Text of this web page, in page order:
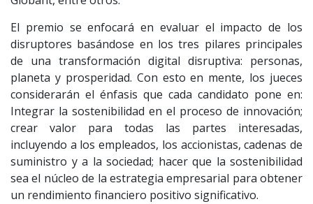
El premio se enfocará en evaluar el impacto de los
disruptores basándose en los tres pilares principales
de una transformación digital disruptiva: personas,
planeta y prosperidad. Con esto en mente, los jueces
considerarán el énfasis que cada candidato pone en:
Integrar la sostenibilidad en el proceso de innovación;
crear valor para todas las partes interesadas,
incluyendo a los empleados, los accionistas, cadenas de
suministro y a la sociedad; hacer que la sostenibilidad
sea el núcleo de la estrategia empresarial para obtener
un rendimiento financiero positivo significativo.